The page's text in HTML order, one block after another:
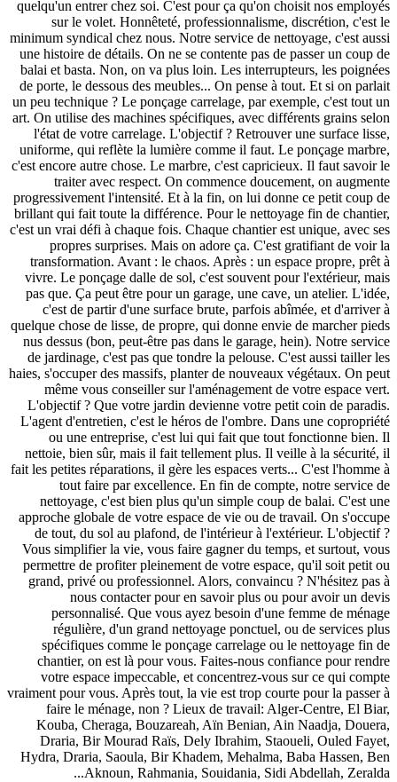
quelqu'un entrer chez soi. C'est pour ça qu'on choisit nos employés
sur le volet. Honnêteté, professionnalisme, discrétion, c'est le
minimum syndical chez nous. Notre service de nettoyage, c'est aussi
une histoire de détails. On ne se contente pas de passer un coup de
balai et basta. Non, on va plus loin. Les interrupteurs, les poignées
de porte, le dessous des meubles... On pense à tout. Et si on parlait
un peu technique ? Le ponçage carrelage, par exemple, c'est tout un
art. On utilise des machines spécifiques, avec différents grains selon
l'état de votre carrelage. L'objectif ? Retrouver une surface lisse,
uniforme, qui reflète la lumière comme il faut. Le ponçage marbre,
c'est encore autre chose. Le marbre, c'est capricieux. Il faut savoir le
traiter avec respect. On commence doucement, on augmente
progressivement l'intensité. Et à la fin, on lui donne ce petit coup de
brillant qui fait toute la différence. Pour le nettoyage fin de chantier,
c'est un vrai défi à chaque fois. Chaque chantier est unique, avec ses
propres surprises. Mais on adore ça. C'est gratifiant de voir la
transformation. Avant : le chaos. Après : un espace propre, prêt à
vivre. Le ponçage dalle de sol, c'est souvent pour l'extérieur, mais
pas que. Ça peut être pour un garage, une cave, un atelier. L'idée,
c'est de partir d'une surface brute, parfois abîmée, et d'arriver à
quelque chose de lisse, de propre, qui donne envie de marcher pieds
nus dessus (bon, peut-être pas dans le garage, hein). Notre service
de jardinage, c'est pas que tondre la pelouse. C'est aussi tailler les
haies, s'occuper des massifs, planter de nouveaux végétaux. On peut
même vous conseiller sur l'aménagement de votre espace vert.
L'objectif ? Que votre jardin devienne votre petit coin de paradis.
L'agent d'entretien, c'est le héros de l'ombre. Dans une copropriété
ou une entreprise, c'est lui qui fait que tout fonctionne bien. Il
nettoie, bien sûr, mais il fait tellement plus. Il veille à la sécurité, il
fait les petites réparations, il gère les espaces verts... C'est l'homme à
tout faire par excellence. En fin de compte, notre service de
nettoyage, c'est bien plus qu'un simple coup de balai. C'est une
approche globale de votre espace de vie ou de travail. On s'occupe
de tout, du sol au plafond, de l'intérieur à l'extérieur. L'objectif ?
Vous simplifier la vie, vous faire gagner du temps, et surtout, vous
permettre de profiter pleinement de votre espace, qu'il soit petit ou
grand, privé ou professionnel. Alors, convaincu ? N'hésitez pas à
nous contacter pour en savoir plus ou pour avoir un devis
personnalisé. Que vous ayez besoin d'une femme de ménage
régulière, d'un grand nettoyage ponctuel, ou de services plus
spécifiques comme le ponçage carrelage ou le nettoyage fin de
chantier, on est là pour vous. Faites-nous confiance pour rendre
votre espace impeccable, et concentrez-vous sur ce qui compte
vraiment pour vous. Après tout, la vie est trop courte pour la passer à
faire le ménage, non ? Lieux de travail: Alger-Centre, El Biar,
Kouba, Cheraga, Bouzareah, Aïn Benian, Ain Naadja, Douera,
Draria, Bir Mourad Raïs, Dely Ibrahim, Staoueli, Ouled Fayet,
Hydra, Draria, Saoula, Bir Khadem, Mehalma, Baba Hassen, Ben
Aknoun, Rahmania, Souidania, Sidi Abdellah, Zeralda...